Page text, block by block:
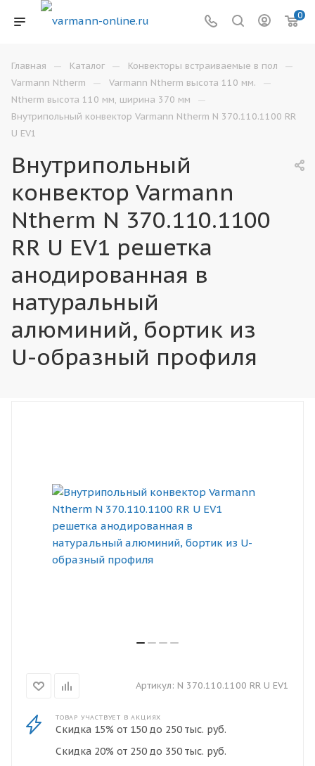
0
Главная — Каталог — Конвекторы встраиваемые в пол —
Varmann Ntherm — Varmann Ntherm высота 110 мм. —
Ntherm высота 110 мм, ширина 370 мм —
Внутрипольный конвектор Varmann Ntherm N 370.110.1100 RR
U EV1
Внутрипольный
конвектор Varmann
Ntherm N 370.110.1100
RR U EV1 решетка
анодированная в
натуральный
алюминий, бортик из
U-образный профиля
Артикул: N 370.110.1100 RR U EV1
ТОВАР УЧАСТВУЕТ В АКЦИЯХ
Скидка 15% от 150 до 250 тыс. руб.
Скидка 20% от 250 до 350 тыс. руб.